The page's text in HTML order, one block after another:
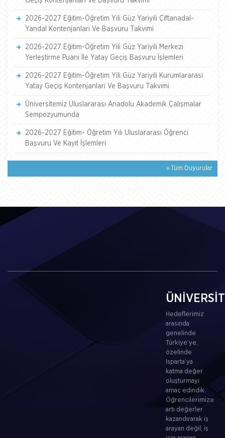
2026-2027 Eğitim-Öğretim Yili Güz Yariyili Çiftanadal-
Yandal Kontenjanlari Ve Başvuru Takvimi
2026-2027 Eğitim-Öğretim Yili Güz Yariyili Merkezi
Yerleştirme Puani İle Yatay Geçiş Başvuru İşlemleri
2026-2027 Eğitim-Öğretim Yili Güz Yariyili Kurumlararasi
Yatay Geçiş Kontenjanlari Ve Başvuru Takvimi
Üniversitemiz Uluslararası Anadolu Akademik Çalışmalar
Sempozyumunda
2026-2027 Eğitim- Öğretim Yılı Uluslararası Öğrenci
Başvuru Ve Kayıt İşlemleri
» Tüm Duyurular
Hedeflerimiz
arasında
genelinde
Türkiye’ye,
özelinde
Isparta’ya
katma değer
oluşturmayı
amaç edindik.
Öğrencilerimize
artı değerler
kazandırarak iş
arayan değil, iş